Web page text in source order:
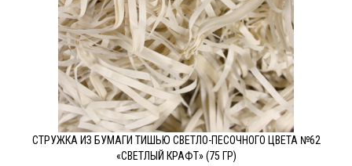
СТРУЖКА ИЗ БУМАГИ ТИШЬЮ СВЕТЛО-ПЕСОЧНОГО ЦВЕТА №62
«СВЕТЛЫЙ КРАФТ» (75 ГР)